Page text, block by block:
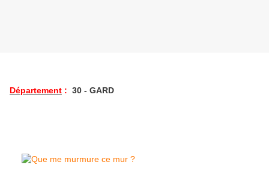
Département : 30 - GARD